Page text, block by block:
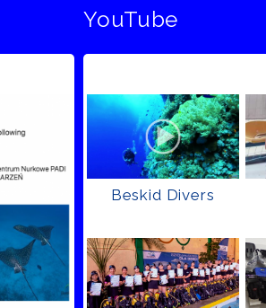
YouTube
Beskid Divers